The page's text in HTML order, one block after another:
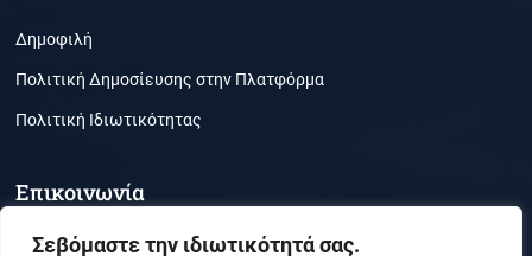
Σεβόμαστε την ιδιωτικότητά σας.
Δημοφιλή
Πολιτική Δημοσίευσης στην Πλατφόρμα
Πολιτική Ιδιωτικότητας
Επικοινωνία
Τμήμα Περιβάλλοντος, Ζάκυνθος, ΤΚ 29100